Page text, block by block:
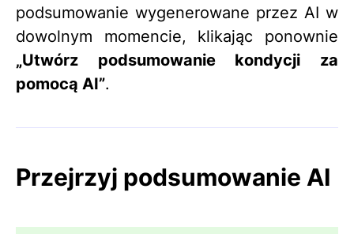
podsumowanie wygenerowane przez AI w
dowolnym momencie, klikając ponownie
„Utwórz podsumowanie kondycji za
pomocą AI”.
Przejrzyj podsumowanie AI